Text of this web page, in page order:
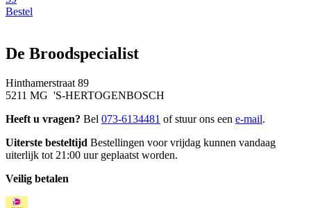
Bestel
De Broodspecialist
Hinthamerstraat 89
5211 MG 'S-HERTOGENBOSCH
Heeft u vragen? Bel 073-6134481 of stuur ons een e-mail.
Uiterste besteltijd Bestellingen voor vrijdag kunnen vandaag
uiterlijk tot 21:00 uur geplaatst worden.
Veilig betalen